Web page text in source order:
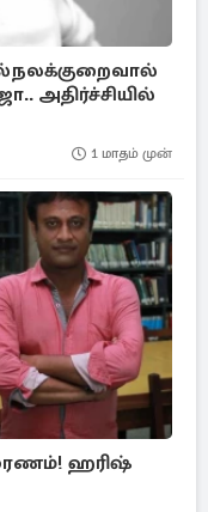
அதிர்ச்சியில்
1 மாதம் முன்
மரணம்! ஹரிஷ்